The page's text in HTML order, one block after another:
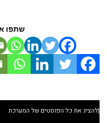
שתפו
|להציג את כל הפוסטים של המערכת